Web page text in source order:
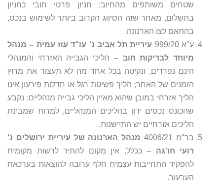
שטחים משותפים מהחיוב; חניון פרטי חובי כחניון
בתשלום, מאחר שזה הסיווג הקרוב ביותר לשימוש בנכס,
בהתאם לצו הארנונה.
ע"א 999/20
עיריית תל אביב נ' עו"ד עוז עמית – מנהל
מיוחד לבדיקות חוב – הליכי הגבייה האזרחי והמנהלי
הינם נפרדים, ונקיטה בכל אחד מה לא תעצור את מרוץ
הזמנים של האחר; הליך פשיטת רגל או חדלות פירעון אינו
הליך אזרחי במובן שהוא מאיין הליכי גבייה מנהליים; נקבע
שהכונס נכסים ידון בהליכים המנהליים, למרות שמבינת
הליכים אזרחיים יש התיישנות.
בר"מ 4006/21
מנהל הארנונה של עיריית ירושלים נ'
רועי חו'גה – ככלל, אין מקום להתיר לרשות מקומית
להפקיד התחייבות עצמית חלף ערובה להוצאות בערכאת
הערעור.